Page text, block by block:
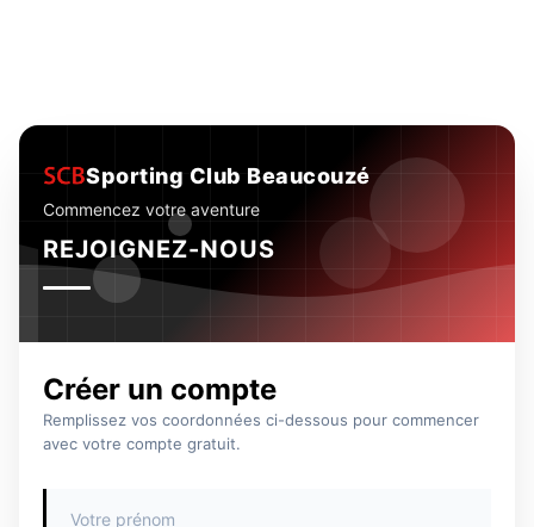
Sporting Club Beaucouzé
Commencez votre aventure
REJOIGNEZ-NOUS
Créer un compte
Remplissez vos coordonnées ci-dessous pour commencer
avec votre compte gratuit.